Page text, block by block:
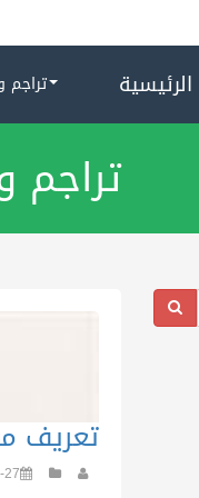
تراجم
تراجم
تعريف